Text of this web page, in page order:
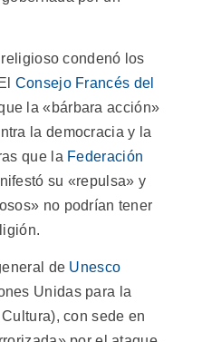
condenó los
Consejo Francés del
la «bárbara acción»
la democracia y la
que la Federación
su «repulsa» y
no podrían tener
de Unesco
Unidas para la
con sede en